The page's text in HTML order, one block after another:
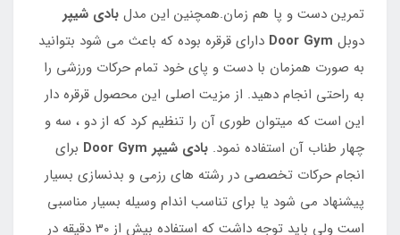
تمرین دست و پا هم زمان.همچنین این مدل بادی شیپر
دوبل Door Gym دارای قرقره بوده که باعث می شود بتوانید
به صورت همزمان با دست و پای خود تمام حرکات ورزشی را
به راحتی انجام دهید. از مزیت اصلی این محصول قرقره دار
این است که میتوان طوری آن را تنظیم کرد که از دو ، سه و
چهار طناب آن استفاده نمود. بادی شیپر Door Gym
برای
انجام حرکات تخصصی در رشته های رزمی و بدنسازی بسیار
پیشنهاد می شود یا برای تناسب اندام وسیله بسیار مناسبی
است ولی باید توجه داشت که استفاده بیش از 30 دقیقه در